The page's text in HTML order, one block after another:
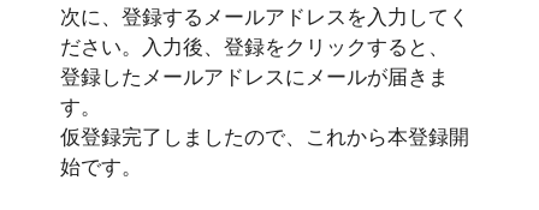
次に、登録するメールアドレスを入力してく
ださい。入力後、登録をクリックすると、
登録したメールアドレスにメールが届きま
す。
仮登録完了しましたので、これから本登録開
始です。